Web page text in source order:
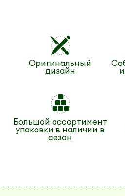
Оригинальный
дизайн
Большой ассортимент
упаковки в наличии в
сезон